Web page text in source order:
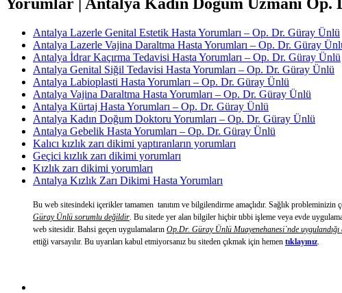
Antalya Lazerle Genital Estetik Hasta Yorumları – Op. Dr. Güray Ünlü
Antalya Lazerle Vajina Daraltma Hasta Yorumları – Op. Dr. Güray
Antalya İdrar Kaçırma Tedavisi Hasta Yorumları – Op. Dr. Güray Ünlü
Antalya Genital Siğil Tedavisi Hasta Yorumları – Op. Dr. Güray Ünlü
Antalya Labioplasti Hasta Yorumları – Op. Dr. Güray Ünlü
Antalya Vajina Daraltma Hasta Yorumları – Op. Dr. Güray Ünlü
Antalya Kürtaj Hasta Yorumları – Op. Dr. Güray Ünlü
Antalya Kadın Doğum Doktoru Yorumları – Op. Dr. Güray Ünlü
Antalya Gebelik Hasta Yorumları – Op. Dr. Güray Ünlü
Kalıcı kızlık zarı dikimi yaptıranların yorumları
Geçici kızlık zarı dikimi yorumları
Kızlık zarı dikimi yorumları
Antalya Kızlık Zarı Dikimi Hasta Yorumları
Bu web sitesindeki içerikler tamamen tanıtım ve bilgilendirme amaçlıdır. Sağlık
Güray Ünlü sorumlu değildir . Bu sitede yer alan bilgiler hiçbir tıbbi işleme veya evde
web sitesidir. Bahsi geçen uygulamaların Op.Dr. Güray Ünlü Muayenehanesi`nde uygulandığı
ettiği varsayılır. Bu uyarıları kabul etmiyorsanız bu siteden çıkmak için hemen tıklayınız